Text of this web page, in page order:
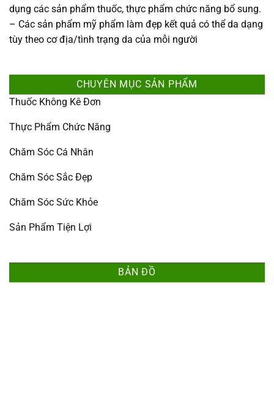
dụng các sản phẩm thuốc, thực phẩm chức năng bổ sung.
– Các sản phẩm mỹ phẩm làm đẹp kết quả có thể da dạng
tùy theo cơ địa/tình trạng da của mỗi người
CHUYÊN MỤC SẢN PHẨM
Thuốc Không Kê Đơn
Thực Phẩm Chức Năng
Chăm Sóc Cá Nhân
Chăm Sóc Sắc Đẹp
Chăm Sóc Sức Khỏe
Sản Phẩm Tiện Lợi
BẢN ĐỒ